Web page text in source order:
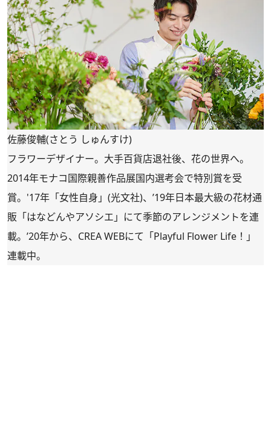
佐藤俊輔(さとう しゅんすけ)
フラワーデザイナー。大手百貨店退社後、花の世界へ。
2014年モナコ国際親善作品展国内選考会で特別賞を受
賞。'17年「女性自身」(光文社)、’19年日本最大級の花材通
販「はなどんやアソシエ 」にて季節のアレンジメントを連
載。’20年から、CREA WEBにて「Playful Flower Life！ 」
連載中。